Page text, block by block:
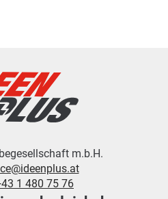
m.b.H.
1 480 75 76